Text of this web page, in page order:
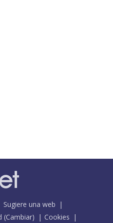
Sugiere una web
(Cambiar) Cookies